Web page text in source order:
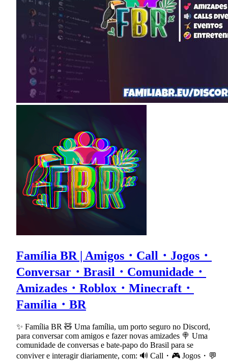
Família BR | Amigos・Call・Jogos・
Conversar・Brasil・Comunidade・
Amizades・Roblox・Minecraft・
Família・BR
✨ Família BR 🧸 Uma família, um porto seguro no Discord,
para conversar com amigos e fazer novas amizades 🍭 Uma
comunidade de conversas e bate-papo do Brasil para se
conviver e interagir diariamente, com: 🔊 Call・🎮 Jogos・💬